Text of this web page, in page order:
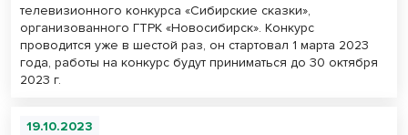
телевизионного конкурса «Сибирские сказки»,
организованного ГТРК «Новосибирск». Конкурс
проводится уже в шестой раз, он стартовал 1 марта 2023
года, работы на конкурс будут приниматься до 30 октября
2023 г.
19.10.2023